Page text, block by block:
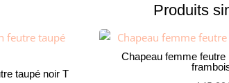
Produits
taupé noir T
Chapeau femme